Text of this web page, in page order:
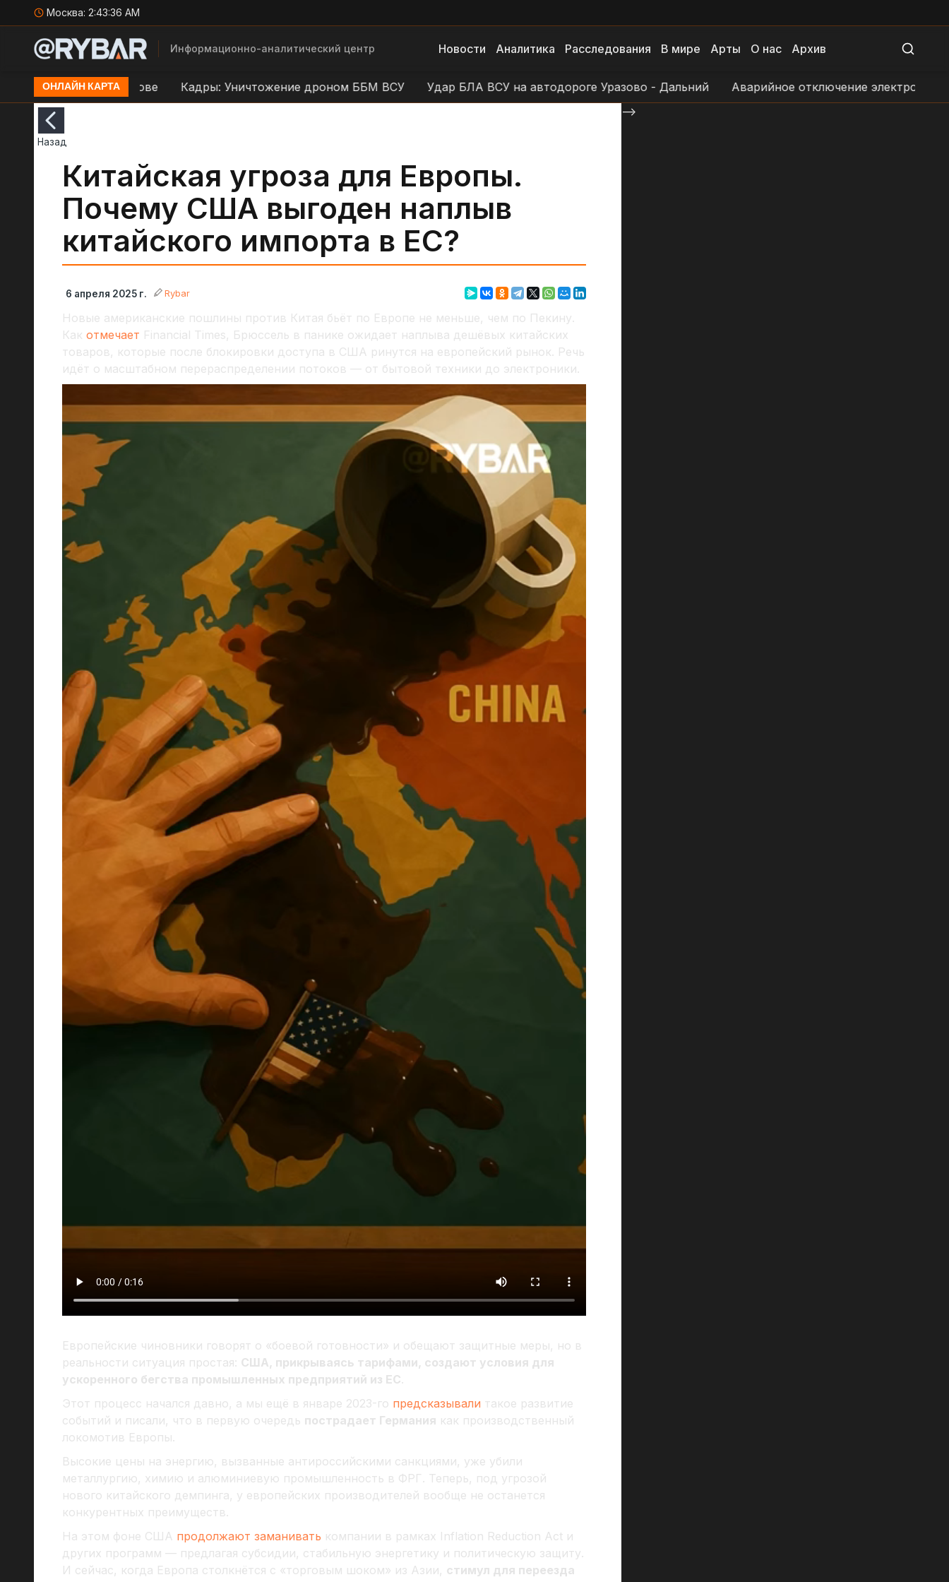
Москва: 2:43:37 AM
Информационно-аналитический центр Новости Аналитика Расследования В мире Арты О нас Архив
ОНЛАЙН КАРТА
ВСУ в Орехове Кадры: Уничтожение дроном ББМ ВСУ Удар БЛА ВСУ на автодороге Уразово - Дальний Аварийное отключение электроснабжения в
Назад
Китайская угроза для Европы.
Почему США выгоден наплыв
китайского импорта в ЕС?
6 апреля 2025 г. Rybar
Новые американские пошлины против Китая бьёт по Европе не меньше, чем по Пекину.
Как отмечает Financial Times, Брюссель в панике ожидает наплыва дешёвых китайских
товаров, которые после блокировки доступа в США ринутся на европейский рынок. Речь
идёт о масштабном перераспределении потоков — от бытовой техники до электроники.
Европейские чиновники говорят о «боевой готовности» и обещают защитные меры, но в
реальности ситуация простая: США, прикрываясь тарифами, создают условия для
ускоренного бегства промышленных предприятий из ЕС.
Этот процесс начался давно, а мы ещё в январе 2023-го предсказывали такое развитие
событий и писали, что в первую очередь пострадает Германия как производственный
локомотив Европы.
Высокие цены на энергию, вызванные антироссийскими санкциями, уже убили
металлургию, химию и алюминиевую промышленность в ФРГ. Теперь, под угрозой
нового китайского демпинга, у европейских производителей вообще не останется
конкурентных преимуществ.
На этом фоне США продолжают заманивать компании в рамках Inflation Reduction Act и
других программ — предлагая субсидии, стабильную энергетику и политическую защиту.
И сейчас, когда Европа столкнётся с «торговым шоком» из Азии, стимул для переезда
-->